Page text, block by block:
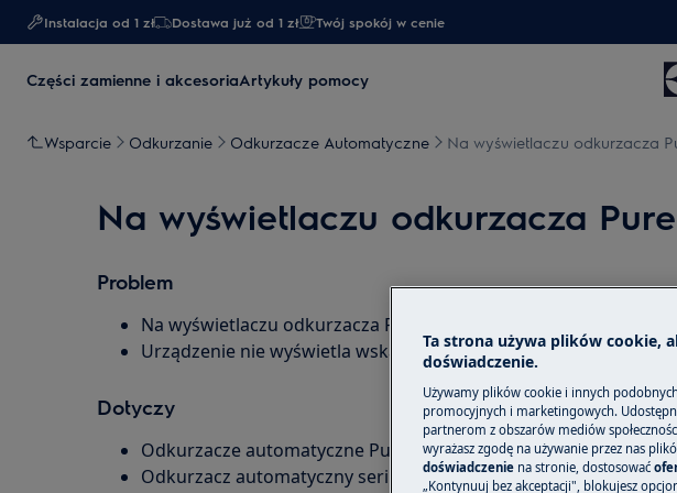
Instalacja od 1 zł Dostawa już od 1 zł​ Twój spokój w cenie
Części zamienne i akcesoriaArtykuły pomocy
Wsparcie Odkurzanie Odkurzacze Automatyczne Na wyświetlaczu odkurzacza
Na wyświetlaczu odkurzacza
Problem
Na wyświetlaczu odkurzacza Pure I9 pojawia się znak --:--
Urządzenie nie wyświetla wskazania czasu
Dotyczy
Odkurzacze automatyczne Pure I9
Odkurzacz automatyczny serii Pure i9.2
Ta strona używa plików cookie,
doświadczenie.
Używamy plików cookie i innych
promocyjnych i marketingowych.
partnerom z obszarów mediów
wyrażasz zgodę na używanie przez nas
doświadczenie na stronie, dostosować
„Kontynuuj bez akceptacji", blokujesz